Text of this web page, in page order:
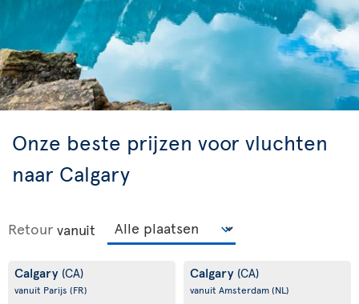
Onze beste prijzen voor vluchten
naar Calgary
Retour vanuit
Calgary (CA)
vanuit Parijs (FR)
Calgary (CA)
vanuit Amsterdam(NL)